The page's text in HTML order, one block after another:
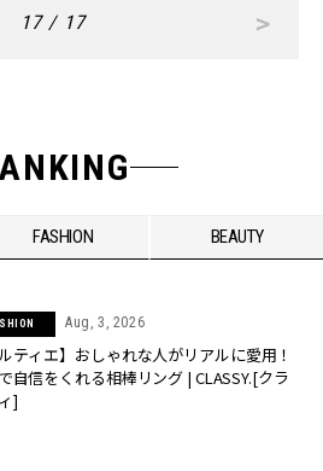
17 / 17 >
FASHION BEAUTY
Aug, 3, 2026
ルティエ】おしゃれな人がリアルに愛用！
自信をくれる相棒リング | CLASSY.[クラ
]